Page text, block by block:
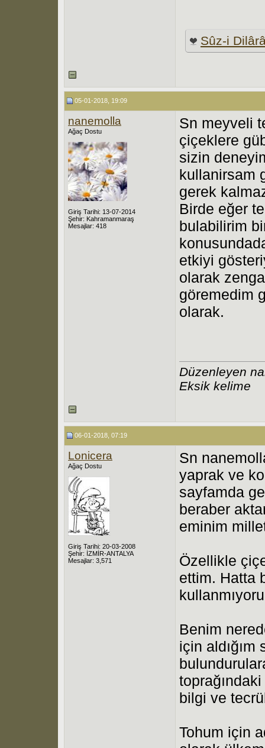
Sûz-i
05-01-2018, 19:09
nanemolla
Ağaç Dostu
Giriş Tarihi: 13-07-2014
Şehir: Kahramanmaraş
Mesajlar: 418
Sn meyveli
çiçeklere
sizin
kullanirsam
gerek
Birde eğer
bulabilirim
etkiyi
olarak
göremedim
olarak.
Düzenleyen
Eksik kelime
06-01-2018, 07:19
Lonicera
Ağaç Dostu
Giriş Tarihi: 20-03-2008
Şehir: İZMİR-ANTALYA
Mesajlar: 3,571
Sn
yaprak ve
sayfamda
beraber
eminim
Özellikle
ettim. Hatta
Benim
için
bilgi ve
Tohum için